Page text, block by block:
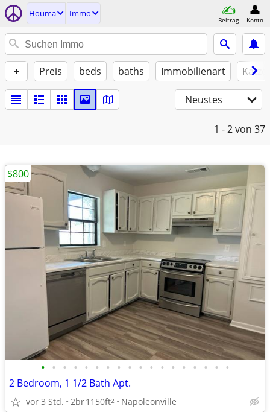
Houma Immo
Beitrag Konto
+ Preis beds baths Immobilienart
Neustes
1 - 2von 37
• • • • • • • • • • • • • • • • • •
2 Bedroom, 1 1/2 Bath Apt.
vor 3 Std. 2br1150ft2 Napoleonville
$800